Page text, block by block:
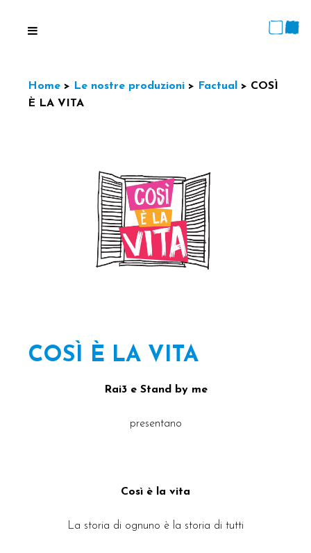
Home > Le nostre produzioni > Factual > COSÌ
È LA VITA
COSÌ È LA VITA
Rai3 e Stand by me
presentano
Così è la vita
La storia di ognuno è la storia di tutti